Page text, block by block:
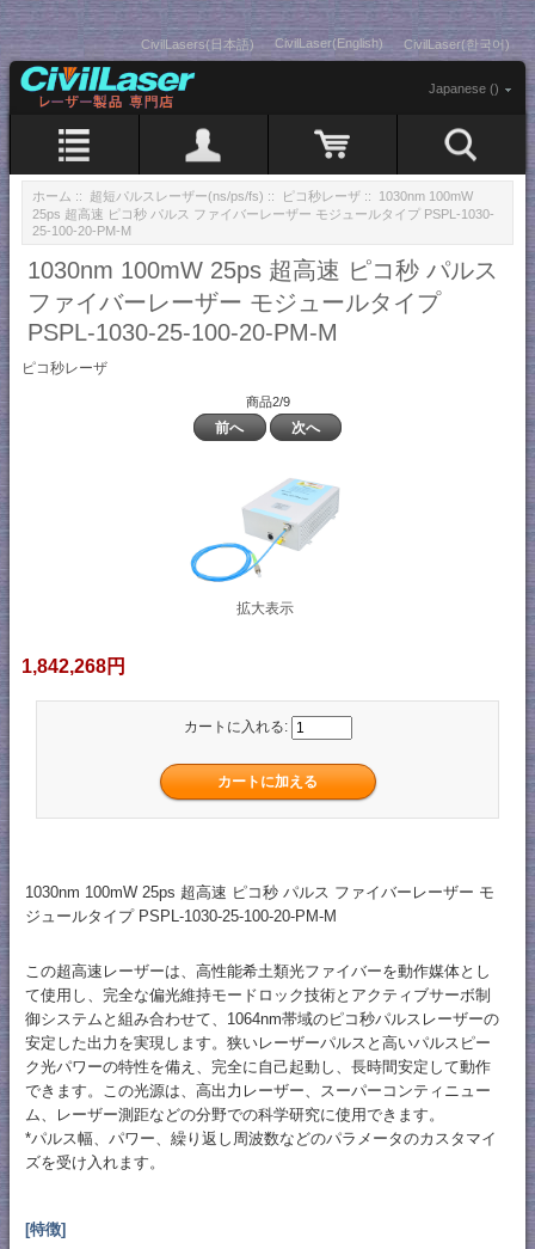
CivilLasers(日本語) CivilLaser(English) CivilLaser(한국어)
Japanese ()
ホーム :: 超短パルスレーザー(ns/ps/fs) :: ピコ秒レーザ :: 1030nm 100mW
25ps 超高速 ピコ秒 パルス ファイバーレーザー モジュールタイプ PSPL-1030-
25-100-20-PM-M
1030nm 100mW 25ps 超高速 ピコ秒 パルス
ファイバーレーザー モジュールタイプ
PSPL-1030-25-100-20-PM-M
ピコ秒レーザ
商品2/9
前へ 次へ
拡大表示
1,842,268円
カートに入れる:
1030nm 100mW 25ps 超高速 ピコ秒 パルス ファイバーレーザー モ
ジュールタイプ PSPL-1030-25-100-20-PM-M
この超高速レーザーは、高性能希土類光ファイバーを動作媒体とし
て使用し、完全な偏光維持モードロック技術とアクティブサーボ制
御システムと組み合わせて、1064nm帯域のピコ秒パルスレーザーの
安定した出力を実現します。狭いレーザーパルスと高いパルスピー
ク光パワーの特性を備え、完全に自己起動し、長時間安定して動作
できます。この光源は、高出力レーザー、スーパーコンティニュー
ム、レーザー測距などの分野での科学研究に使用できます。
*パルス幅、パワー、繰り返し周波数などのパラメータのカスタマイ
ズを受け入れます。
[特徴]